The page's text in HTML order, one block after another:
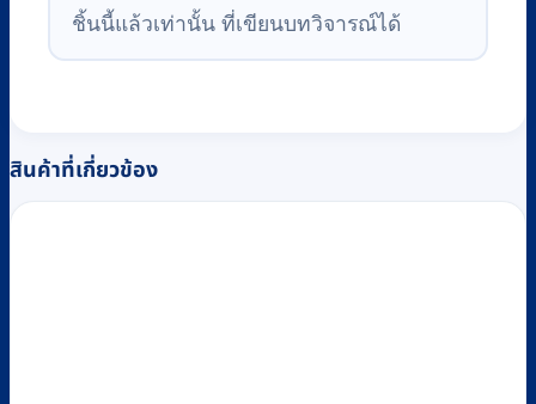
ชิ้นนี้แล้วเท่านั้น ที่เขียนบทวิจารณ์ได้
สินค้าที่เกี่ยวข้อง